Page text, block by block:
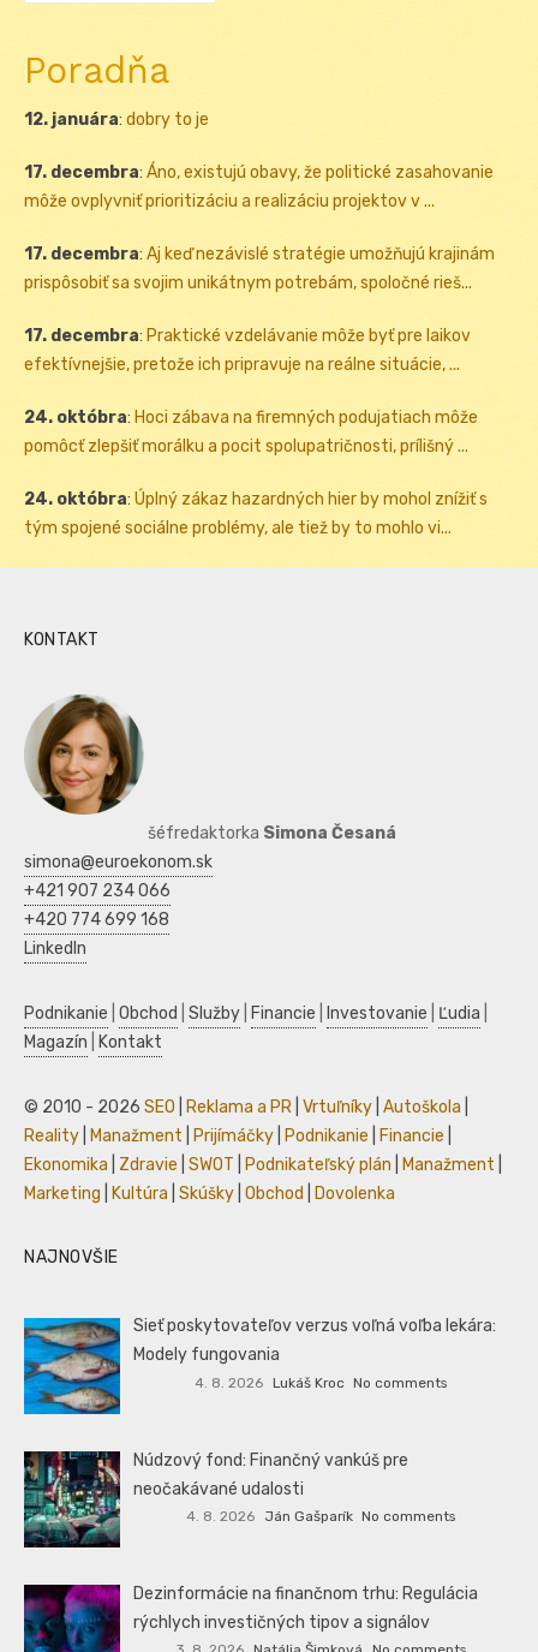
Poradňa
12. januára: dobry to je
17. decembra: Áno, existujú obavy, že politické zasahovanie
môže ovplyvniť prioritizáciu a realizáciu projektov v ...
17. decembra: Aj keď nezávislé stratégie umožňujú krajinám
prispôsobiť sa svojim unikátnym potrebám, spoločné rieš...
17. decembra: Praktické vzdelávanie môže byť pre laikov
efektívnejšie, pretože ich pripravuje na reálne situácie, ...
24. októbra: Hoci zábava na firemných podujatiach môže
pomôcť zlepšiť morálku a pocit spolupatričnosti, prílišný ...
24. októbra: Úplný zákaz hazardných hier by mohol znížiť s
tým spojené sociálne problémy, ale tiež by to mohlo vi...
KONTAKT
šéfredaktorka Simona Česaná
simona@euroekonom.sk
+421 907 234 066
+420 774 699 168
LinkedIn
Podnikanie Obchod Služby Financie Investovanie Ľudia
Magazín
Kontakt
© 2010 - 2026 SEO Reklama a PR Vrtuľníky Autoškola
Reality
Manažment Prijímáčky Podnikanie Financie
Ekonomika
Zdravie SWOT Podnikateľský plán Manažment
Marketing
Kultúra Skúšky Obchod Dovolenka
NAJNOVŠIE
Sieť poskytovateľov verzus voľná voľba lekára:
Modely fungovania
4. 8. 2026 Lukáš Kroc No comments
Núdzový fond: Finančný vankúš pre
neočakávané udalosti
4. 8. 2026 Ján Gašparík No comments
Dezinformácie na finančnom trhu: Regulácia
rýchlych investičných tipov a signálov